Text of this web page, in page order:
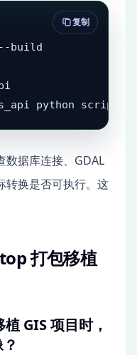
--build
python scripts/
复制
数据库连接、GDAL
转换是否可执行。这
打包移植
GIS 项目时，